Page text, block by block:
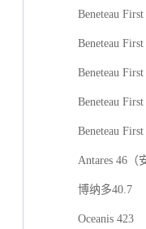
Beneteau
Beneteau
Beneteau
Beneteau
Beneteau
Antares 46（
博纳多40.7
Oceanis 423